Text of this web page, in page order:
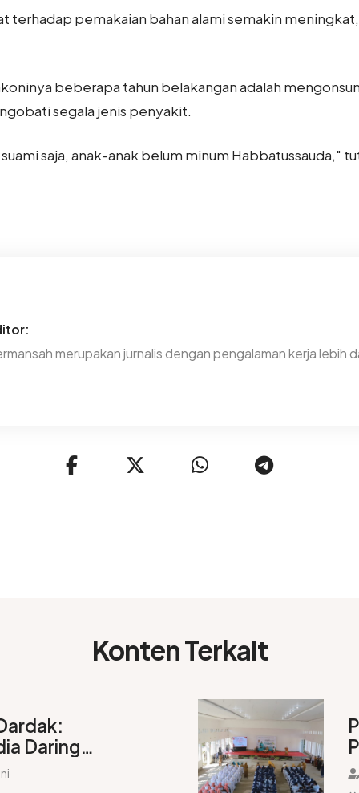
terhadap pemakaian bahan alami semakin
beberapa tahun belakangan adalah
segala jenis penyakit.
saja, anak-anak belum minum Habbatussauda,"
merupakan jurnalis dengan pengalaman kerja lebih
Konten Terkait
Daring
Menjadi